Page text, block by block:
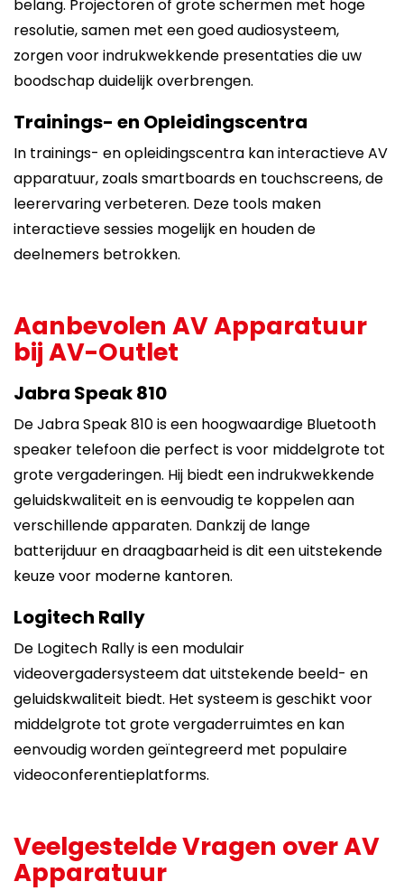
belang. Projectoren of grote schermen met hoge
resolutie, samen met een goed audiosysteem,
zorgen voor indrukwekkende presentaties die uw
boodschap duidelijk overbrengen.
Trainings- en Opleidingscentra
In trainings- en opleidingscentra kan interactieve AV
apparatuur, zoals smartboards en touchscreens, de
leerervaring verbeteren. Deze tools maken
interactieve sessies mogelijk en houden de
deelnemers betrokken.
Aanbevolen AV Apparatuur
bij AV-Outlet
Jabra Speak 810
De Jabra Speak 810 is een hoogwaardige Bluetooth
speaker telefoon die perfect is voor middelgrote tot
grote vergaderingen. Hij biedt een indrukwekkende
geluidskwaliteit en is eenvoudig te koppelen aan
verschillende apparaten. Dankzij de lange
batterijduur en draagbaarheid is dit een uitstekende
keuze voor moderne kantoren.
Logitech Rally
De Logitech Rally is een modulair
videovergadersysteem dat uitstekende beeld- en
geluidskwaliteit biedt. Het systeem is geschikt voor
middelgrote tot grote vergaderruimtes en kan
eenvoudig worden geïntegreerd met populaire
videoconferentieplatforms.
Veelgestelde Vragen over AV
Apparatuur